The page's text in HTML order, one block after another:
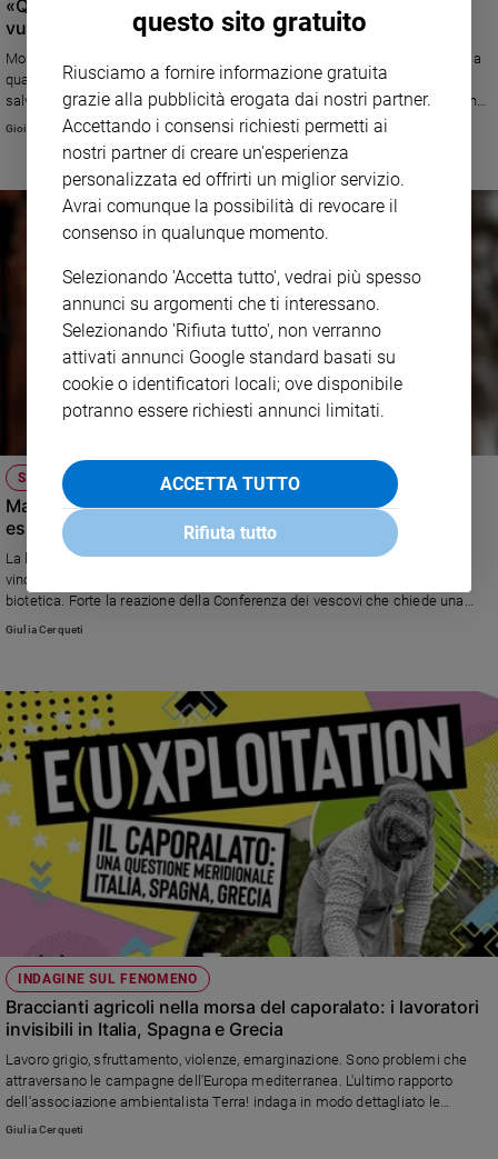
«Quel bimbo scuote le nostre coscienze, quale futuro
vuoi costruire Europa?»
Monsignor Corrado Lorefice, arcivescovo di Palermo, dalla quarantena alla
quale l'ha costretto il Covid, scrive dopo gli episodi di Ceuta (Spagna) e il
salvataggio in mare del piccolo migrante: «Non possiamo dimenticare che
siamo stati salvati dalle acque di morte. Custoditi, custodiamo; salvati,
Gioia Sgarlata
SPAGNA
Madrid legalizza l'eutanasia. Mons. Paglia: "Dobbiamo
essere umani, stare accanto a chi soffre"
La legge, promossa dal Partito socialista, prevede una serie di passi
vincolanti. Contrari l'Organizzazione medica collegiale e il Comitato di
biotetica. Forte la reazione della Conferenza dei vescovi che chiede una
politica adeguata delle cure palliative e passi concreti per promuovere il
Giulia Cerqueti
INDAGINE SUL FENOMENO
Braccianti agricoli nella morsa del caporalato: i lavoratori
invisibili in Italia, Spagna e Grecia
Lavoro grigio, sfruttamento, violenze, emarginazione. Sono problemi che
attraversano le campagne dell'Europa mediterranea. L'ultimo rapporto
dell'associazione ambientalista Terra! indaga in modo dettagliato le
caratteristiche del lavoro agricolo nei tre Paesi, mettendo in evidenza le
Giulia Cerqueti
questo sito gratuito
Riusciamo a fornire informazione gratuita
grazie alla pubblicità erogata dai nostri partner.
Accettando i consensi richiesti permetti ai
nostri partner di creare un'esperienza
personalizzata ed offrirti un miglior servizio.
Avrai comunque la possibilità di revocare il
consenso in qualunque momento.
Selezionando 'Accetta tutto', vedrai più spesso
annunci su argomenti che ti interessano.
Selezionando 'Rifiuta tutto', non verranno
attivati annunci Google standard basati su
cookie o identificatori locali; ove disponibile
potranno essere richiesti annunci limitati.
ACCETTA TUTTO
Rifiuta tutto